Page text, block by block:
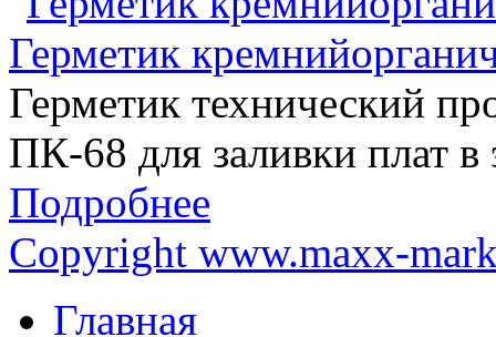
Герметик
Герметик технический
ПК-68 для заливки плат в
Подробнее
Copyright www.maxx-
Главная